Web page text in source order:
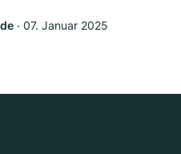
‧ 07. Januar 2025